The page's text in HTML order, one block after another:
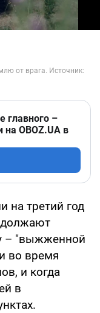
главного –
OBOZ.UA в
на третий год
– "выжженной
во время
и когда
в